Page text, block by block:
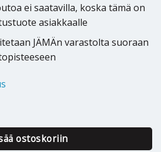
ei saatavilla, koska tämä on
asiakkaalle
JÄMÄn varastolta suoraan
- 2K, YP140, YP141 määrä
ostoskoriin